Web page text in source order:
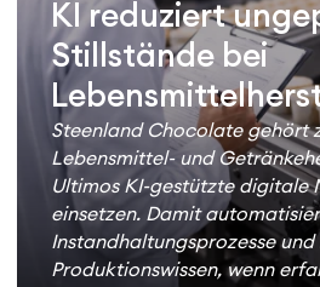
KI reduziert
Stillstände bei
Steenland Chocolate gehört
Lebensmittel- und
Ultimos KI-gestützte digitale
einsetzen. Damit
Instandhaltungsprozesse
Produktionswissen, wenn